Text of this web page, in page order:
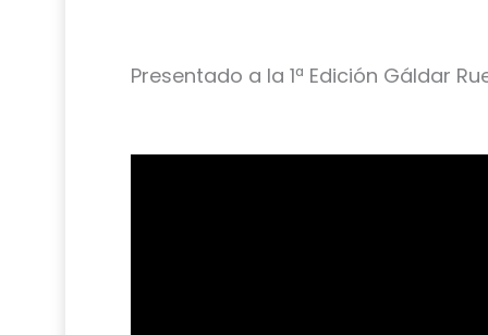
Presentado a la 1ª Edición Gáldar